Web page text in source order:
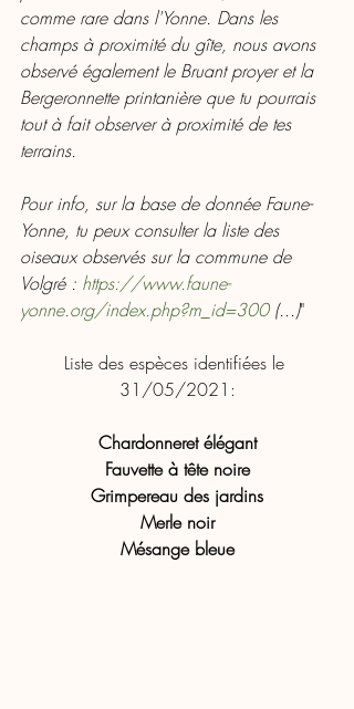
comme rare dans l'Yonne. Dans les
champs à proximité du gîte, nous avons
observé également le Bruant proyer et la
Bergeronnette printanière que tu pourrais
tout à fait observer à proximité de tes
terrains.
Pour info, sur la base de donnée Faune-
Yonne, tu peux consulter la liste des
oiseaux observés sur la commune de
Volgré : https://www.faune-
yonne.org/index.php?m_id=300 (...)"
Liste des espèces identifiées le
31/05/2021:
Chardonneret élégant
Fauvette à tête noire
Grimpereau des jardins
Merle noir
Mésange bleue